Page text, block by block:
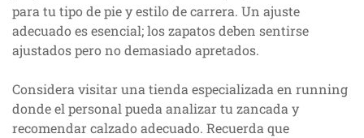
para tu tipo de pie y estilo de carrera. Un ajuste
adecuado es esencial; los zapatos deben sentirse
ajustados pero no demasiado apretados.
Considera visitar una tienda especializada en running
donde el personal pueda analizar tu zancada y
recomendar calzado adecuado. Recuerda que